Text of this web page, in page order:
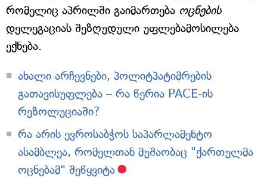
რომელიც აპრილში გაიმართება ოცნების
დელეგაციას შეზღუდული უფლებამოსილება
ექნება.
ახალი არჩევნები, პოლიტპატიმრების
გათავისუფლება – რა წერია PACE-ის
რეზოლუციაში?
რა არის ევროსაბჭოს საპარლამენტო
ასამბლეა, რომელთან მუშაობაც "ქართულმა
ოცნებამ" შეწყვიტა